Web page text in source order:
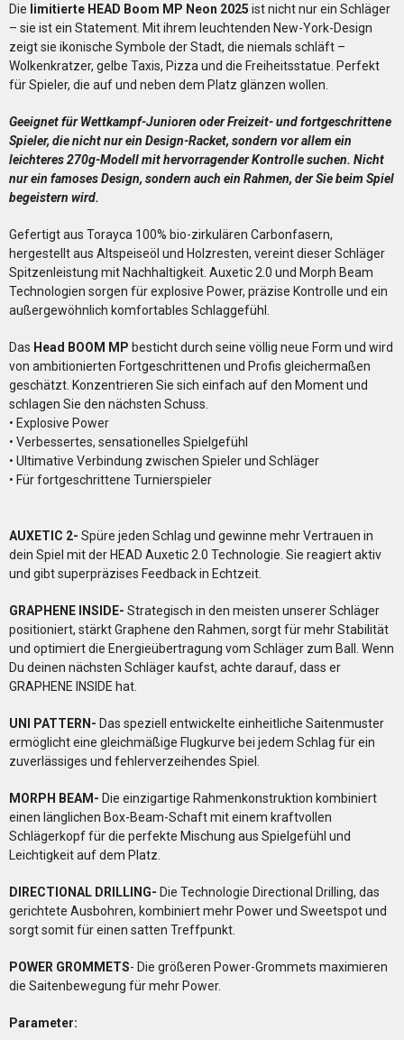
Die limitierte HEAD Boom MP Neon 2025 ist nicht nur ein Schläger
– sie ist ein Statement. Mit ihrem leuchtenden New-York-Design
zeigt sie ikonische Symbole der Stadt, die niemals schläft –
Wolkenkratzer, gelbe Taxis, Pizza und die Freiheitsstatue. Perfekt
für Spieler, die auf und neben dem Platz glänzen wollen.
Geeignet für Wettkampf-Junioren oder Freizeit- und fortgeschrittene
Spieler, die nicht nur ein Design-Racket, sondern vor allem ein
leichteres 270g-Modell mit hervorragender Kontrolle suchen. Nicht
nur ein famoses Design, sondern auch ein Rahmen, der Sie beim Spiel
begeistern wird.
Gefertigt aus Torayca 100% bio-zirkulären Carbonfasern,
hergestellt aus Altspeiseöl und Holzresten, vereint dieser Schläger
Spitzenleistung mit Nachhaltigkeit. Auxetic 2.0 und Morph Beam
Technologien sorgen für explosive Power, präzise Kontrolle und ein
außergewöhnlich komfortables Schlaggefühl.
Das Head BOOM MP besticht durch seine völlig neue Form und wird
von ambitionierten Fortgeschrittenen und Profis gleichermaßen
geschätzt. Konzentrieren Sie sich einfach auf den Moment und
schlagen Sie den nächsten Schuss.
• Explosive Power
• Verbessertes, sensationelles Spielgefühl
• Ultimative Verbindung zwischen Spieler und Schläger
• Für fortgeschrittene Turnierspieler
AUXETIC 2- Spüre jeden Schlag und gewinne mehr Vertrauen in
dein Spiel mit der HEAD Auxetic 2.0 Technologie. Sie reagiert aktiv
und gibt superpräzises Feedback in Echtzeit.
GRAPHENE INSIDE- Strategisch in den meisten unserer Schläger
positioniert, stärkt Graphene den Rahmen, sorgt für mehr Stabilität
und optimiert die Energieübertragung vom Schläger zum Ball. Wenn
Du deinen nächsten Schläger kaufst, achte darauf, dass er
GRAPHENE INSIDE hat.
UNI PATTERN- Das speziell entwickelte einheitliche Saitenmuster
ermöglicht eine gleichmäßige Flugkurve bei jedem Schlag für ein
zuverlässiges und fehlerverzeihendes Spiel.
MORPH BEAM- Die einzigartige Rahmenkonstruktion kombiniert
einen länglichen Box-Beam-Schaft mit einem kraftvollen
Schlägerkopf für die perfekte Mischung aus Spielgefühl und
Leichtigkeit auf dem Platz.
DIRECTIONAL DRILLING- Die Technologie Directional Drilling, das
gerichtete Ausbohren, kombiniert mehr Power und Sweetspot und
sorgt somit für einen satten Treffpunkt.
POWER GROMMETS- Die größeren Power-Grommets maximieren
die Saitenbewegung für mehr Power.
Parameter: